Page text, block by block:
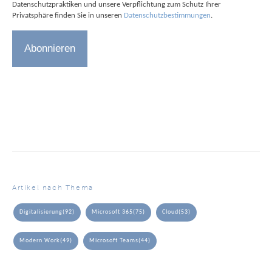
Datenschutzpraktiken und unsere Verpflichtung zum Schutz Ihrer
Privatsphäre finden Sie in unseren Datenschutzbestimmungen.
Artikel nach Thema
Digitalisierung(92) Microsoft 365(75) Cloud(53)
Modern Work(49) Microsoft Teams(44)